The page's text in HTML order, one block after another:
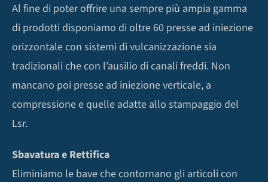
Al fine di poter offrire una sempre più ampia gamma
di prodotti disponiamo di oltre 60 presse ad iniezione
orizzontale con sistemi di vulcanizzazione sia
tradizionali che con l’ausilio di canali freddi. Non
mancano poi presse ad iniezione verticale, a
compressione e quelle adatte allo stampaggio del
Lsr.
Sbavatura e Rettifica
Eliminiamo le bave che contornano gli articoli con